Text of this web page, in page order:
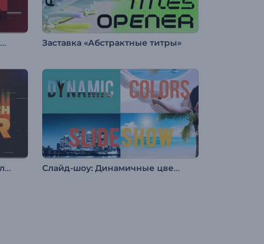
Заставка для экстренных новостей Заставка «Абстрактные титры»
Заставка: Ностальгический глитч Слайд-шоу: Динамичные цвета